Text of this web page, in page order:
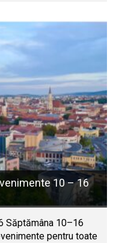
10 – 16
Săptămâna 10–16
pentru toate